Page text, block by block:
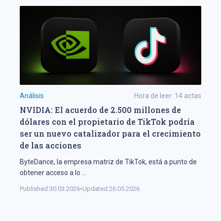
Análisis Hora de leer: 14 actas
NVIDIA: El acuerdo de 2.500 millones de
dólares con el propietario de TikTok podría
ser un nuevo catalizador para el crecimiento
de las acciones
ByteDance, la empresa matriz de TikTok, está a punto de
obtener acceso a lo
Published:30.03.2026•Updated:26.05.2026